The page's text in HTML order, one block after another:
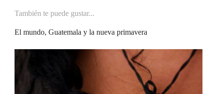
También te puede gustar...
El mundo, Guatemala y la nueva primavera